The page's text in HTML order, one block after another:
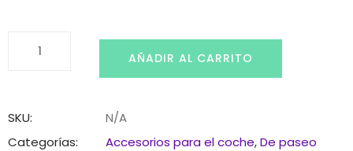
AÑADIR AL CARRITO
SKU:
N/A
Categorías:
Accesorios para el coche,De paseo